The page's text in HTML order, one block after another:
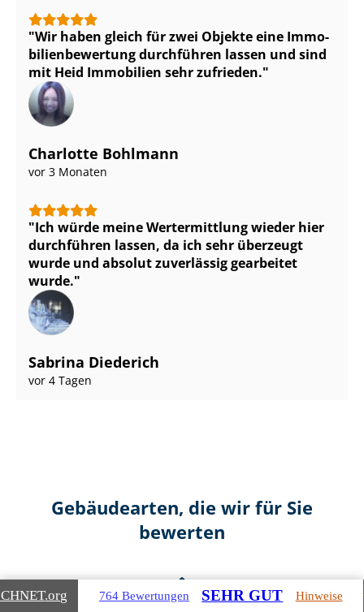
Wir haben gleich für zwei Objekte eine Im­mo­
bi­li­en­be­wer­tung durchführen lassen und sind
mit Heid Immobilien sehr zufrieden.
Charlotte Bohlmann
vor 3 Monaten
Ich würde meine Wertermittlung wieder hier
durchführen lassen, da ich sehr überzeugt
wurde und absolut zuverlässig gearbeitet
wurde.
Sabrina Diederich
vor 4 Tagen
Gebäudearten, die wir für Sie
bewerten
.org 764 Bewertungen SEHR GUT Hinweise